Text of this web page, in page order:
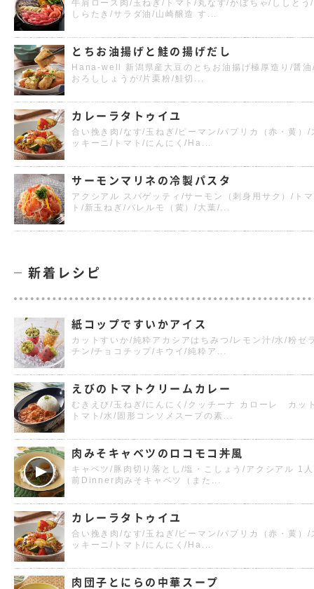
牛肩ロース肉/玉ねぎ/トマト/丸なす/かぼちゃ/ししとう/
しらたき/サラダ油/山崎醸造 す...
とちお油揚げと鮭の揚げだし
Hana-well 新潟県産大豆のとちお油揚げ極厚造り/醤
おろししょうが/片栗粉/鮭切...
カレーラタトゥイユ
合い挽き肉/なす/玉ねぎ/ピーマン/パプリカ（赤・黄）/
ッキーニ/トマト/にんにく/Ha...
サーモンマリネの冷製パスタ
アクシアル スパゲッティ/サーモン（刺身用サク）/トマ
ト/新玉ねぎ/パレルモ（黄）/大葉/...
新着レシピ
紙コップですいかアイス
カットすいか/純粋アカシアはちみつ/レモン汁/水/粉ゼ
チン/チョコチップ/キウイ/純粋ア...
えびのトマトクリームカレー
むきえび/玉ねぎ/にんにく/クッチーナ カローレ カッ
トマト/水/固形コンソメスープの素...
肉みそキャベツのロコモコ丼風
キャベツ/豚肉切り落とし/塩・こしょう/アクシアル 1人
前Dinner肉みそキャベツ（また...
カレーラタトゥイユ
合い挽き肉/なす/玉ねぎ/ピーマン/パプリカ（赤・黄）/
ッキーニ/トマト/にんにく/Ha...
肉団子とにらの中華スープ